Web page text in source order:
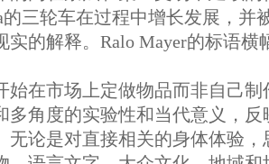
的三轮车在过程中增长发展，
实的解释。Ralo Mayer的标语
始在市场上定做物品而非自己
多角度的实验性和当代意义，
无论是对直接相关的身体体验